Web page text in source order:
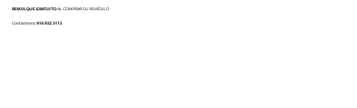
REMOLQUE GRATUITOAL COMPRAR SU VEHÍCULO
Contáctenos:916 932 3113